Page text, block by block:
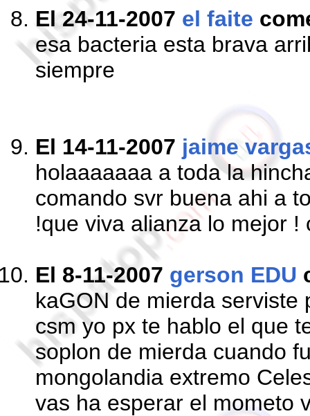
El 24-11-2007 el faite
esa bacteria esta brava
siempre
El 14-11-2007 jaime
holaaaaaaa a toda la
comando svr buena ahi a
!que viva alianza lo mejor !
El 8-11-2007 gerson EDU
kaGON de mierda serviste
csm yo px te hablo el que
soplon de mierda cuando
mongolandia extremo
vas ha esperar el mometo